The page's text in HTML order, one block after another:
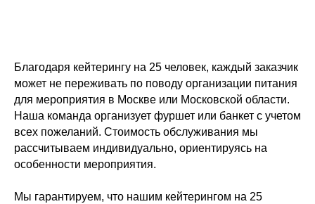
Благодаря кейтерингу на 25 человек, каждый заказчик
может не переживать по поводу организации питания
для мероприятия в Москве или Московской области.
Наша команда организует фуршет или банкет с учетом
всех пожеланий. Стоимость обслуживания мы
рассчитываем индивидуально, ориентируясь на
особенности мероприятия.
Мы гарантируем, что нашим кейтерингом на 25